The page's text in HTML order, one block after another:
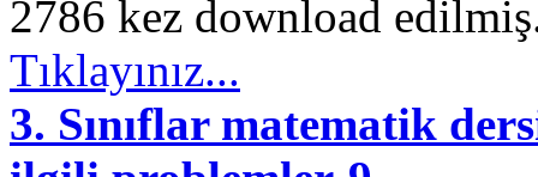
2786 kez download
Tıklayınız...
3. Sınıflar matematik